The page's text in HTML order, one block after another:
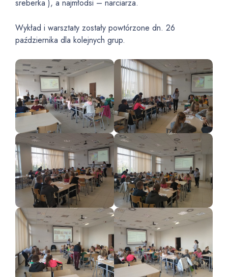
sreberka ), a najmłodsi – narciarza.
Wykład i warsztaty zostały powtórzone dn. 26
października dla kolejnych grup.